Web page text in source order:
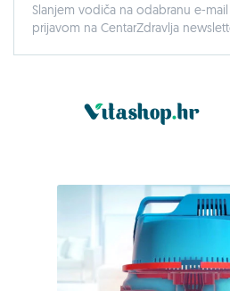
Slanjem vodiča na odabranu e-
prijavom na CentarZdravlja